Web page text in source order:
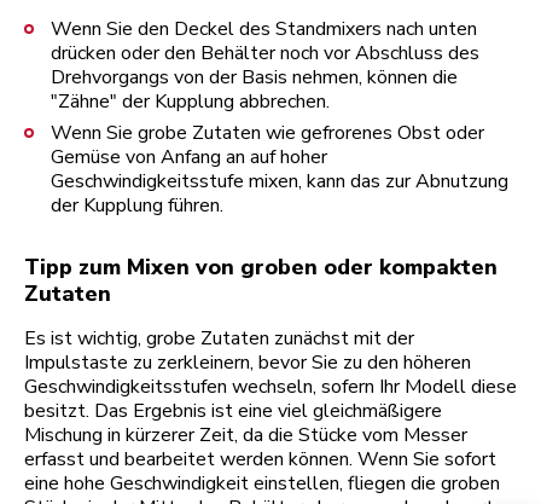
Wenn Sie den Deckel des Standmixers nach unten
drücken oder den Behälter noch vor Abschluss des
Drehvorgangs von der Basis nehmen, können die
"Zähne" der Kupplung abbrechen.
Wenn Sie grobe Zutaten wie gefrorenes Obst oder
Gemüse von Anfang an auf hoher
Geschwindigkeitsstufe mixen, kann das zur Abnutzung
der Kupplung führen.
Tipp zum Mixen von groben oder kompakten
Zutaten
Es ist wichtig, grobe Zutaten zunächst mit der
Impulstaste zu zerkleinern, bevor Sie zu den höheren
Geschwindigkeitsstufen wechseln, sofern Ihr Modell diese
besitzt. Das Ergebnis ist eine viel gleichmäßigere
Mischung in kürzerer Zeit, da die Stücke vom Messer
erfasst und bearbeitet werden können. Wenn Sie sofort
eine hohe Geschwindigkeit einstellen, fliegen die groben